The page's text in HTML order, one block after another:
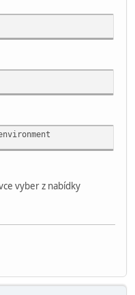
vyber z nabídky